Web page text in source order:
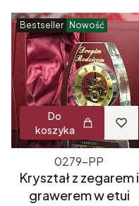
Bestseller Nowość
Do
koszyka
0279-PP
Kryształ z zegarem i
grawerem w etui